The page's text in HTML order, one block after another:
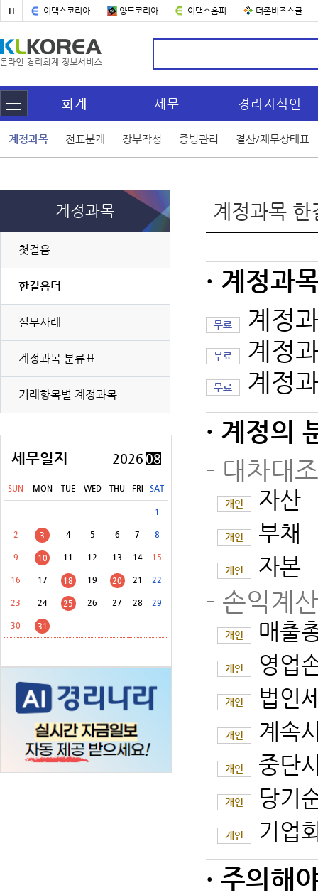
H 이택스코리아 양도코리아 이택스홈피 더존비즈스쿨
회계 세무 경리지식인
계정과목 전표분개 장부작성 증빙관리 결산/재무상태표
계정과목
첫걸음
한걸음더
실무사례
계정과목 분류표
거래항목별 계정과목
세무일지 2026 08
SUN MON TUE WED THU FRI SAT
1
2 3 4 5 6 7 8
9 10 11 12 13 14 15
16 17 18 19 20 21 22
23 24 25 26 27 28 29
30 31
[8월 31일(월)] 교통·에너지·환경세(교육세 포함) 신고납부
[8월 31일(월)] 교육세(금융·보험업자) 중간예납
계정과목 한
· 계정과
무료 계정
무료 계정
무료 계정
· 계정의
- 대차대
개인 자산
개인 부채
개인 자본
- 손익계
개인 매출
개인 영업
개인 법인
개인 계속
개인 중단
개인 당기
개인 기업
· 주의해